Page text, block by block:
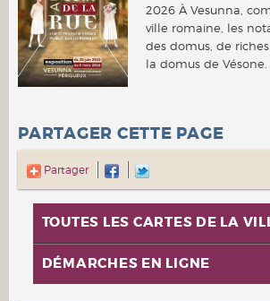
2026 À Vesunna,
ville romaine, les
des domus, de
la domus de Vésone.
PARTAGER CETTE PAGE
Partager
TOUTES LES CARTES DE LA
DÉMARCHES EN LIGNE